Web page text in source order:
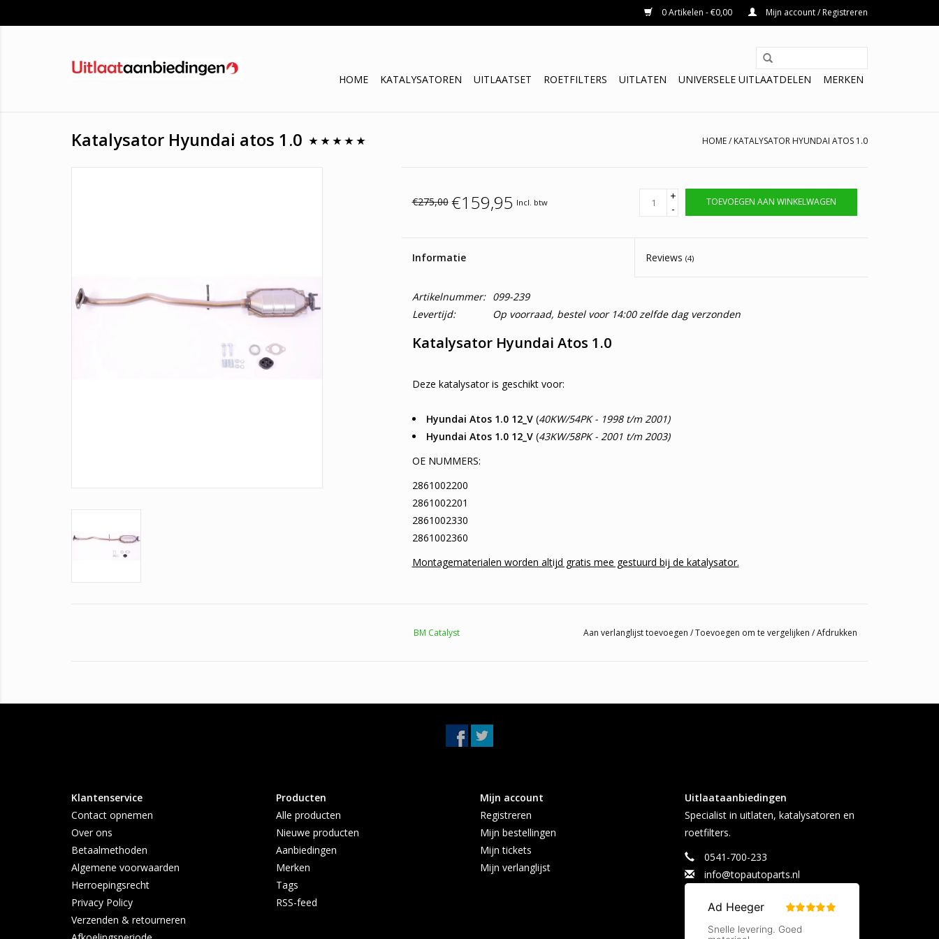
0 Artikelen - €0,00 Mijn account / Registreren
HOME KATALYSATOREN UITLAATSET ROETFILTERS UITLATEN UNIVERSELE UITLAATDELEN MERKEN
Katalysator Hyundai atos 1.0 HOME/ KATALYSATOR HYUNDAI ATOS 1.0
€275,00 €159,95 Incl. btw
+
-
TOEVOEGEN AAN WINKELWAGEN
Informatie Reviews(4)
Artikelnummer:
099-239
Levertijd:
Op voorraad, bestel voor 14:00 zelfde dag verzonden
Katalysator Hyundai Atos 1.0
Deze katalysator is geschikt voor:
Hyundai Atos 1.0 12_V(40KW/54PK - 1998 t/m 2001)
Hyundai Atos 1.0 12_V(43KW/58PK - 2001 t/m 2003)
OE NUMMERS:
2861002200
2861002201
2861002330
2861002360
Montagematerialen worden altijd gratis mee gestuurd bij de katalysator.
BM Catalyst Aan verlanglijst toevoegen /Toevoegen om te vergelijken /Afdrukken
Klantenservice
Contact opnemen
Over ons
Betaalmethoden
Algemene voorwaarden
Herroepingsrecht
Privacy Policy
Verzenden & retourneren
Producten
Alle producten
Nieuwe producten
Aanbiedingen
Merken
Tags
RSS-feed
Mijn account
Registreren
Mijn bestellingen
Mijn tickets
Mijn verlanglijst
Uitlaataanbiedingen
Specialist in uitlaten, katalysatoren en
roetfilters.
0541-700-233
info@topautoparts.nl